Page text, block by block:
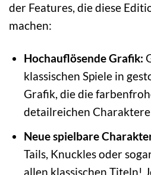
der Features, die diese
machen:
Hochauflösende Grafik:
klassischen Spiele in
Grafik, die die
detailreichen
Neue spielbare
Tails, Knuckles oder
allen klassischen Titeln!